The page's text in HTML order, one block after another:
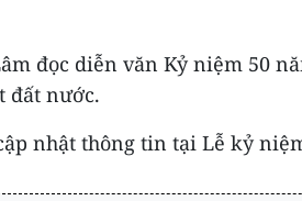
đọc diễn văn Kỷ niệm 50
đất nước.
nhật thông tin tại Lễ kỷ